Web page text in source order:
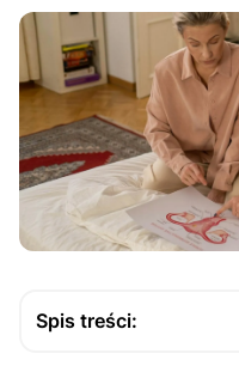
Spis treści: